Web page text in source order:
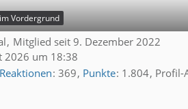
Vordergrund
Mitglied seit 9. Dezember 2022
2026 um 18:38
369 Punkte 1.804 Profil-